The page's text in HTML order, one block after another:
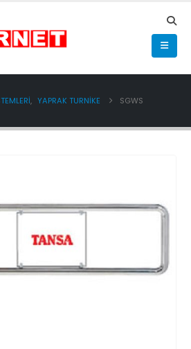
, YAPRAK TURNİKE SGWS